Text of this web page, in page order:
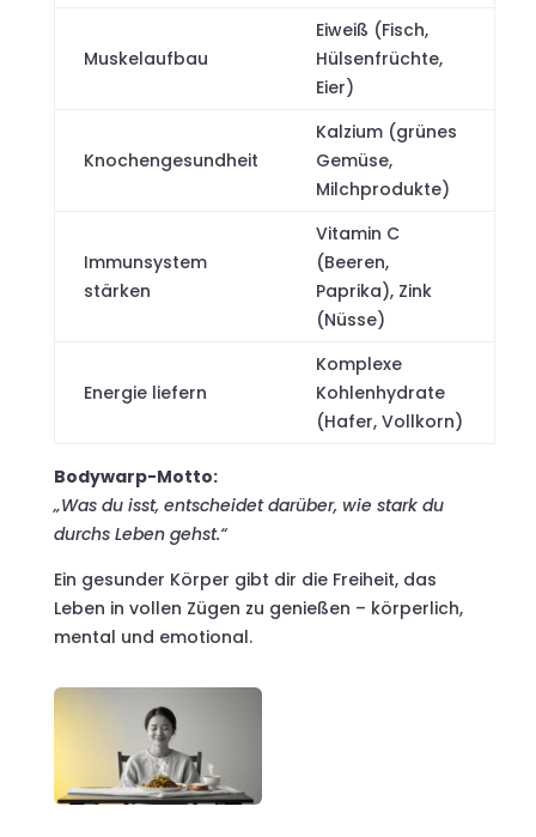
Muskelaufbau
Eiweiß (Fisch,
Hülsenfrüchte,
Eier)
Knochengesundheit
Kalzium (grünes
Gemüse,
Milchprodukte)
Immunsystem
stärken
Vitamin C
(Beeren,
Paprika), Zink
(Nüsse)
Energie liefern
Komplexe
Kohlenhydrate
(Hafer, Vollkorn)
Bodywarp-Motto:
„Was du isst, entscheidet darüber, wie stark du
durchs Leben gehst.“
Ein gesunder Körper gibt dir die Freiheit, das
Leben in vollen Zügen zu genießen – körperlich,
mental und emotional.